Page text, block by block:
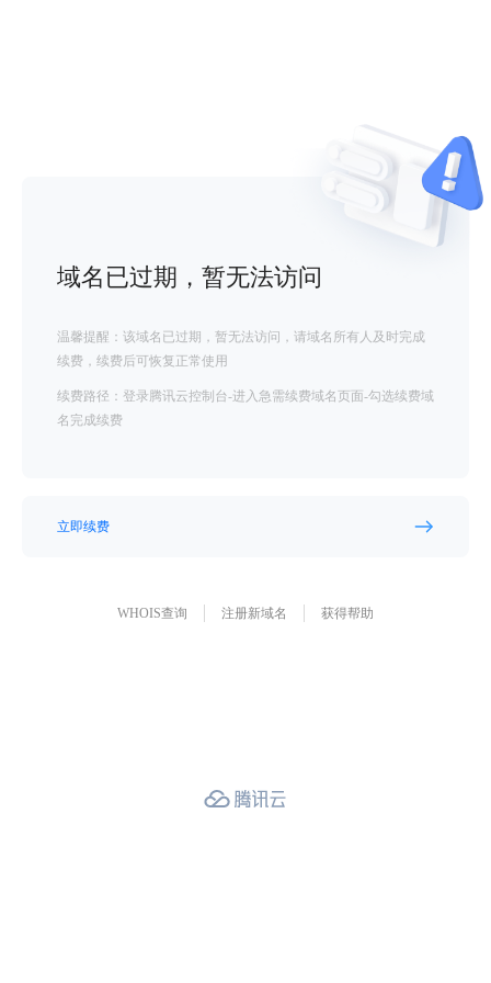
域名已过期，暂无法访问
温馨提醒：该域名已过期，暂无法访问，请域名所有人及时完成
续费，续费后可恢复正常使用
续费路径：登录腾讯云控制台-进入急需续费域名页面-勾选续费域
名完成续费
立即续费
WHOIS查询 注册新域名 获得帮助